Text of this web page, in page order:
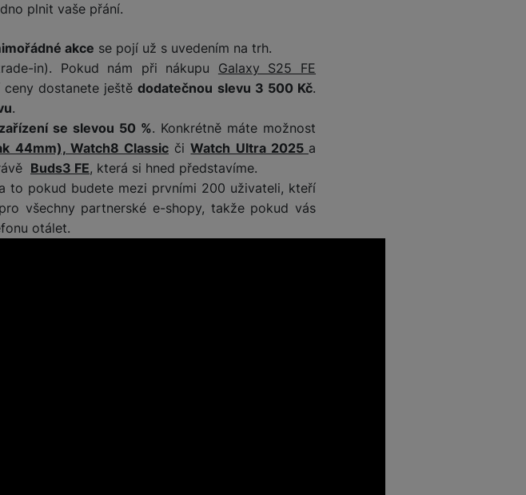
plnit vaše přání.
akce se pojí už s uvedením na trh.
in). Pokud nám při nákupu Galaxy S25 FE
ceny dostanete ještědodatečnou slevu 3 500 Kč.
.
se slevou 50 %. Konkrétně máte možnost
44mm), Watch8 Classic čiWatch Ultra 2025 a
Buds3 FE, která si hned představíme.
to pokud budete mezi prvními 200 uživateli, kteří
všechny partnerské e-shopy, takže pokud vás
otálet.